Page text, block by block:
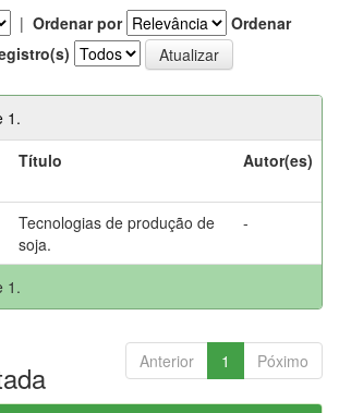
| Ordenar por
Ordenar
1.
Título Autor(es)
Tecnologias de produção de
soja.
-
1.
Anterior 1 Póximo